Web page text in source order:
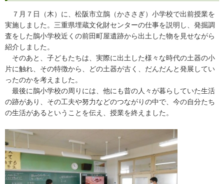
７月７日（木）に、松阪市立鵲（かささぎ）小学校で出前授業を
実施しました。三重県埋蔵文化財センターの仕事を説明し、発掘調
査をした鵲小学校近くの前田町屋遺跡から出土した物を見せながら
紹介しました。
そのあと、子どもたちは、実際に出土した様々な時代の土器の小
片に触れ、その特徴から、どの土器が古く、だんだんと発展してい
ったのかを考えました。
最後に鵲小学校の周りには、他にも昔の人々が暮らしていた生活
の跡があり、その工夫や努力などのつながりの中で、今の自分たち
の生活があるということを伝え、授業を終えました。